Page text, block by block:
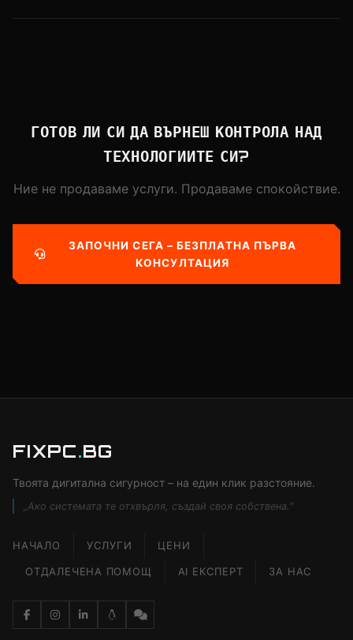
ГОТОВ ЛИ СИ ДА ВЪРНЕШ КОНТРОЛА НАД
ТЕХНОЛОГИИТЕ СИ?
Ние не продаваме услуги. Продаваме спокойствие.
ЗАПОЧНИ СЕГА – БЕЗПЛАТНА ПЪРВА
КОНСУЛТАЦИЯ
FIXPC.BG
Твоята дигитална сигурност – на един клик разстояние.
„Ако системата те отхвърля, създай своя собствена."
НАЧАЛО УСЛУГИ ЦЕНИ
ОТДАЛЕЧЕНА ПОМОЩ AI ЕКСПЕРТ ЗА НАС